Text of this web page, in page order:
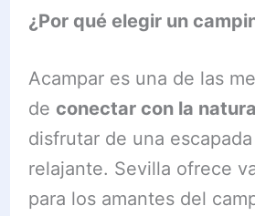
¿Por qué elegir un
Acampar es una de las
de conectar con la
disfrutar de una
relajante. Sevilla ofrece
para los amantes del